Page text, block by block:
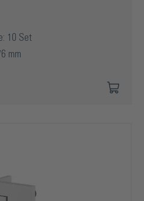
10 Set
mm